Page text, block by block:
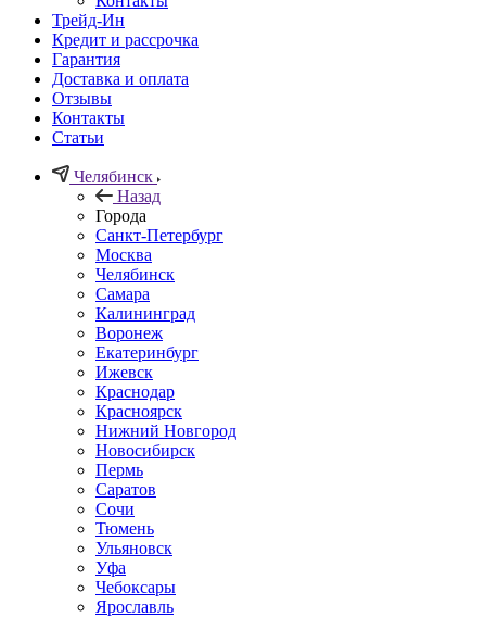
Трейд-Ин
Кредит и рассрочка
Гарантия
Доставка и оплата
Отзывы
Контакты
Статьи
Челябинск
Назад
Города
Санкт-Петербург
Москва
Челябинск
Самара
Калининград
Воронеж
Екатеринбург
Ижевск
Краснодар
Красноярск
Нижний Новгород
Новосибирск
Пермь
Саратов
Сочи
Тюмень
Ульяновск
Уфа
Чебоксары
Ярославль